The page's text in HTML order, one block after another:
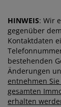
HINWEIS: Wir
gegenüber
Kontaktdaten
bestehenden
Änderungen
entnehmen
gesamten
erhalten